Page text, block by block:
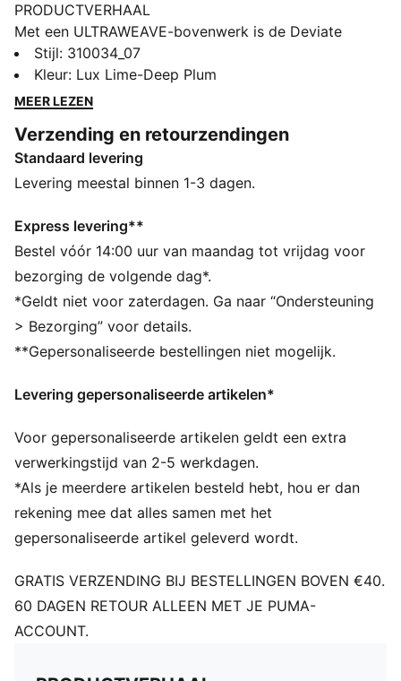
PRODUCTVERHAAL
Met een ULTRAWEAVE-bovenwerk is de Deviate
NITRO™ Elite ontworpen om grenzen te verleggen op
het gebied van prestaties en afstand. Met
NITROFOAM™ ELITE-demping, PWRPLATE voor
onovertroffen tractie. Ervaar de ultieme mix van
prestaties en innovatie met Deviate NITRO™ Elite Trail.
ALLE INS EN OUTS
minstens 20% gerecyclede materialen
NITROFOAM™ ELITE-demping: innovatieve
foamtechnologie met stikstof waarbij hoogwaardige
grondstoffen worden gebruikt om maximale energie te
leveren voor wedstrijddagen
PUMAGRIP ATR: Prestatiegerichte rubbersamenstelling
die geschikt is voor trails, ontworpen voor grip op ijs,
PWRPLATE: Koolstofvezelplaat ontworpen om de
energieoverdracht te maximaliseren
DETAILS
ULTRAWEAVE bovenwerk
Schoengewicht: 265 g (maat 41)
Hoogteverschil van hiel tot neus: 6 mm
Aanbevolen voor mensen met neutrale pronatie
Stijl: 310034_07
Kleur: Lux Lime-Deep Plum
MEER LEZEN
Verzending en retourzendingen
Standaard levering
Levering meestal binnen 1-3 dagen.
Express levering**
Bestel vóór 14:00 uur van maandag tot vrijdag voor
bezorging de volgende dag*.
*Geldt niet voor zaterdagen. Ga naar “Ondersteuning
> Bezorging” voor details.
**Gepersonaliseerde bestellingen niet mogelijk.
Levering gepersonaliseerde artikelen*
Voor gepersonaliseerde artikelen geldt een extra
verwerkingstijd van 2-5 werkdagen.
*Als je meerdere artikelen besteld hebt, hou er dan
rekening mee dat alles samen met het
gepersonaliseerde artikel geleverd wordt.
GRATIS VERZENDING BIJ BESTELLINGEN BOVEN €40.
60 DAGEN RETOUR ALLEEN MET JE PUMA-
ACCOUNT.